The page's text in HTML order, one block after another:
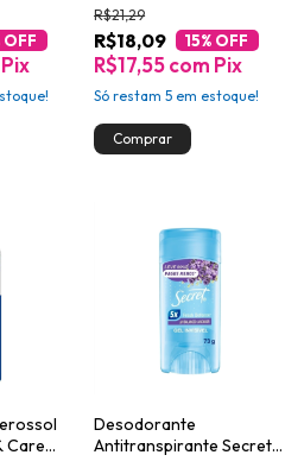
OFF
Pix
R$18,09
R$21,29
15% OFF
R$17,55com Pix
Só restam5 em estoque!
Care
Desodorante
Antitranspirante Secret